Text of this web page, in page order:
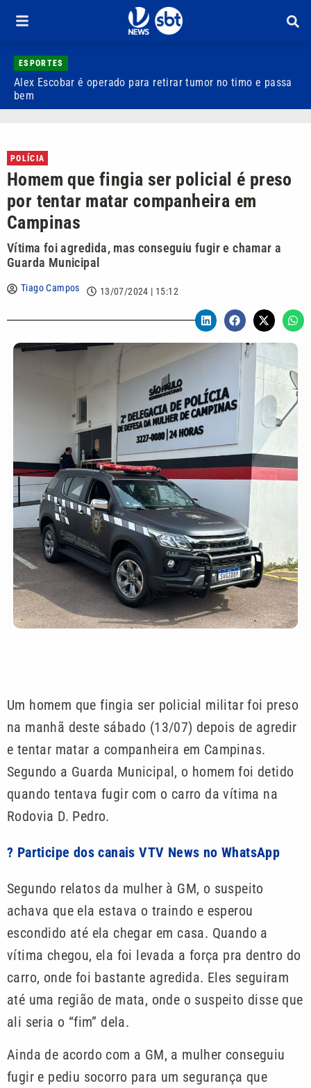
ESPORTES
Alex Escobar é operado para retirar tumor no timo e passa
bem
POLÍCIA
Homem que fingia ser policial é preso
por tentar matar companheira em
Campinas
Vítima foi agredida, mas conseguiu fugir e chamar a
Guarda Municipal
Tiago Campos 13/07/2024 | 15:12
Um homem que fingia ser policial militar foi preso
na manhã deste sábado (13/07) depois de agredir
e tentar matar a companheira em Campinas.
Segundo a Guarda Municipal, o homem foi detido
quando tentava fugir com o carro da vítima na
Rodovia D. Pedro.
? Participe dos canais VTV News no WhatsApp
Segundo relatos da mulher à GM, o suspeito
achava que ela estava o traindo e esperou
escondido até ela chegar em casa. Quando a
vítima chegou, ela foi levada a força pra dentro do
carro, onde foi bastante agredida. Eles seguiram
até uma região de mata, onde o suspeito disse que
ali seria o “fim” dela.
Ainda de acordo com a GM, a mulher conseguiu
fugir e pediu socorro para um segurança que